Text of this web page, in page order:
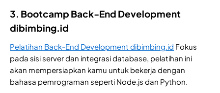
3. Bootcamp Back-End Development
dibimbing.id
Pelatihan Back-End Development dibimbing.id Fokus
pada sisi server dan integrasi database, pelatihan ini
akan mempersiapkan kamu untuk bekerja dengan
bahasa pemrograman seperti Node.js dan Python.